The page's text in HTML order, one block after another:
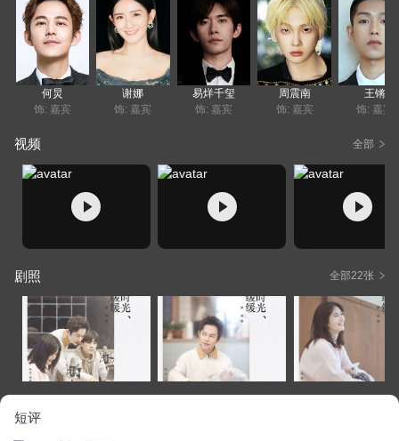
何炅
饰: 嘉宾
谢娜
饰: 嘉宾
易烊千玺
饰: 嘉宾
周震南
饰: 嘉宾
王锵
饰: 嘉宾
视频 全部
剧照 全部22张
短评